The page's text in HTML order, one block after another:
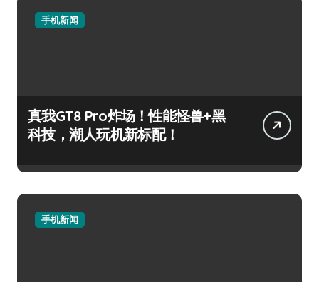
手机新闻
真我GT8 Pro炸场！性能怪兽+黑
科技，潮人玩机新标配！
手机新闻